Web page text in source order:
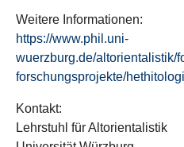
Weitere Informationen:
https://www.phil.uni-
wuerzburg.de/altorientalistik/
forschungsprojekte/
Kontakt:
Lehrstuhl für Altorientalistik